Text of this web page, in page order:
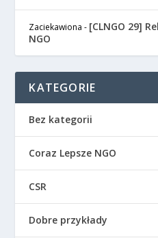
Zaciekawiona - [CLNGO 29]
NGO
KATEGORIE
Bez kategorii
Coraz Lepsze NGO
CSR
Dobre przykłady